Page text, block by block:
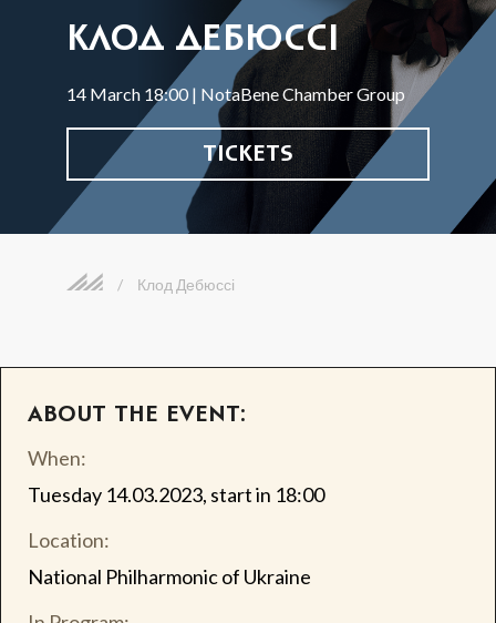
КЛОД ДЕБЮССІ
14 March 18:00 | NotaBene Chamber Group
TICKETS
/ Клод Дебюссі
ABOUT THE EVENT:
When:
Tuesday 14.03.2023, start in 18:00
Location:
National Philharmonic of Ukraine